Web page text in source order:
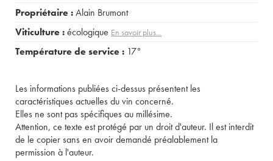
Propriétaire :Alain Brumont
Viticulture :écologique En savoir plus...
Température de service : 17°
Les informations publiées ci-dessus présentent les
caractéristiques actuelles du vin concerné.
Elles ne sont pas spécifiques au millésime.
Attention, ce texte est protégé par un droit d'auteur. Il est interdit
de le copier sans en avoir demandé préalablement la
permission à l'auteur.